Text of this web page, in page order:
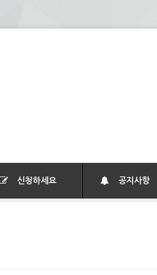
신청하세요 공지사항